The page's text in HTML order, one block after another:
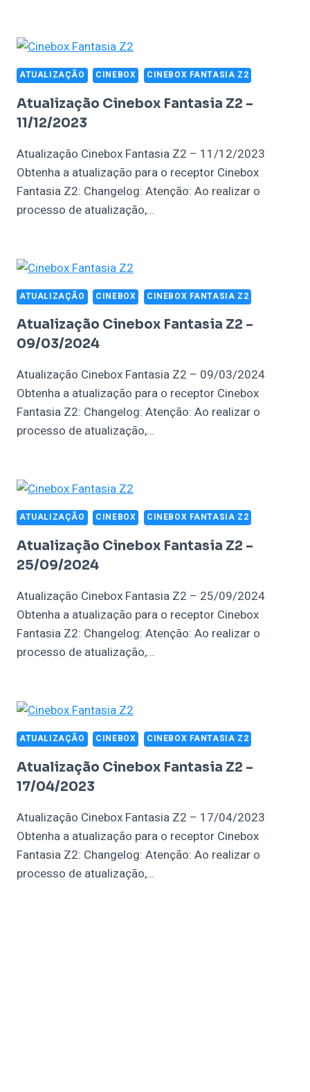
ATUALIZAÇÃO CINEBOX CINEBOX FANTASIA Z2
Atualização Cinebox Fantasia Z2 –
11/12/2023
Atualização Cinebox Fantasia Z2 – 11/12/2023
Obtenha a atualização para o receptor Cinebox
Fantasia Z2: Changelog: Atenção: Ao realizar o
processo de atualização,…
ATUALIZAÇÃO CINEBOX CINEBOX FANTASIA Z2
Atualização Cinebox Fantasia Z2 –
09/03/2024
Atualização Cinebox Fantasia Z2 – 09/03/2024
Obtenha a atualização para o receptor Cinebox
Fantasia Z2: Changelog: Atenção: Ao realizar o
processo de atualização,…
ATUALIZAÇÃO CINEBOX CINEBOX FANTASIA Z2
Atualização Cinebox Fantasia Z2 –
25/09/2024
Atualização Cinebox Fantasia Z2 – 25/09/2024
Obtenha a atualização para o receptor Cinebox
Fantasia Z2: Changelog: Atenção: Ao realizar o
processo de atualização,…
ATUALIZAÇÃO CINEBOX CINEBOX FANTASIA Z2
Atualização Cinebox Fantasia Z2 –
17/04/2023
Atualização Cinebox Fantasia Z2 – 17/04/2023
Obtenha a atualização para o receptor Cinebox
Fantasia Z2: Changelog: Atenção: Ao realizar o
processo de atualização,…